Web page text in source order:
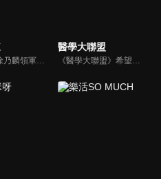
綜藝大哥徐乃麟領軍，率領「好辣軍團」挑戰醫界麻辣話題，對上帥哥美女醫師團，不一樣的白色旋風即將登場！以前不敢說的，現在說給你聽，只要你想聽，我們就敢問！沒有不能聊，就怕不夠辣！絕對讓您耳目一新！打破傳統，跳脫框架！挖掘麻辣秘辛！
醫學大聯盟
《醫學大聯盟》希望打造一個知性趣味的平台，讓觀眾在輕鬆間了解正確的健康資訊，幫助自己和家人打造更健康的生活習慣。